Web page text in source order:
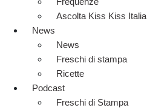
Ascolta Kiss Kiss Italia
News
News
Freschi di stampa
Ricette
Podcast
Freschi di Stampa